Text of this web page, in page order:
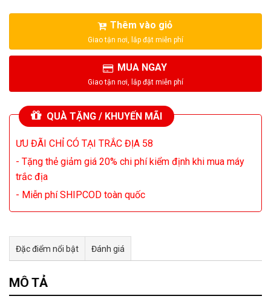
Thêm vào giỏ
MUA NGAY
QUÀ TẶNG / KHUYẾN MÃI
ƯU ĐÃI CHỈ CÓ TẠI TRẮC ĐỊA 58
- Tặng thẻ giảm giá 20% chi phí kiểm định khi mua máy
trắc địa
- Miễn phí SHIPCOD toàn quốc
Đặc điểm nổi bật Đánh giá
Tư vấn & bán hàng qua Facebook
MÔ TẢ